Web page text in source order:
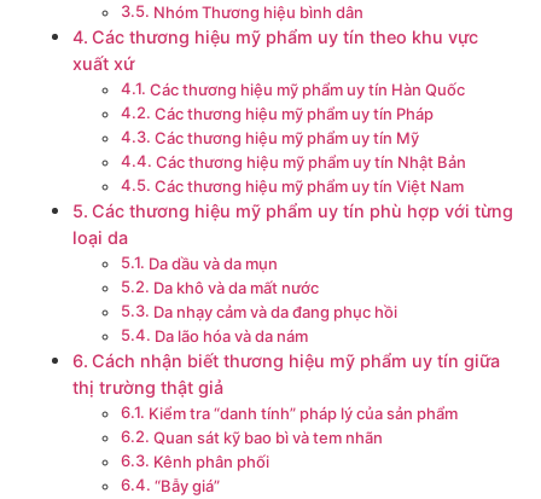
Nhóm Thương hiệu bình dân
Các thương hiệu mỹ phẩm uy tín theo khu vực
xuất xứ
Các thương hiệu mỹ phẩm uy tín Hàn Quốc
Các thương hiệu mỹ phẩm uy tín Pháp
Các thương hiệu mỹ phẩm uy tín Mỹ
Các thương hiệu mỹ phẩm uy tín Nhật Bản
Các thương hiệu mỹ phẩm uy tín Việt Nam
Các thương hiệu mỹ phẩm uy tín phù hợp với từng
loại da
Da dầu và da mụn
Da khô và da mất nước
Da nhạy cảm và da đang phục hồi
Da lão hóa và da nám
Cách nhận biết thương hiệu mỹ phẩm uy tín giữa
thị trường thật giả
Kiểm tra “danh tính” pháp lý của sản phẩm
Quan sát kỹ bao bì và tem nhãn
Kênh phân phối
“Bẫy giá”